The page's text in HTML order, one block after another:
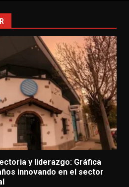
y liderazgo: Gráfica
innovando en el sector